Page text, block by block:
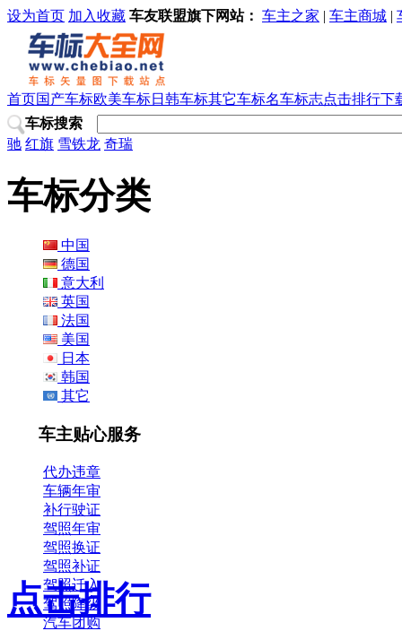
设为首页 加入收藏 车友联盟旗下网站： 车主之家 | 车主商城 |
首页国产车标欧美车标日韩车标其它车标名车标志点击排行下
车标搜索
驰 红旗 雪铁龙 奇瑞
车标分类
中国
德国
意大利
英国
法国
美国
日本
韩国
其它
车主贴心服务
代办违章
车辆年审
补行驶证
驾照年审
驾照换证
驾照补证
驾照迁入
驾照降级
汽车团购
点击排行